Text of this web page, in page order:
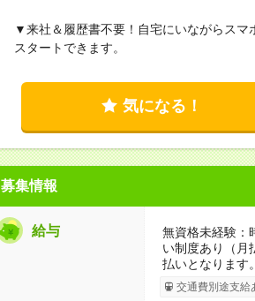
▼来社＆履歴書不要！自宅にいながらスマ
スタートできます。
気になる！
募集情報
給与
無資格未経験
い制度あり（月
払いとなります。
交通費別途支給